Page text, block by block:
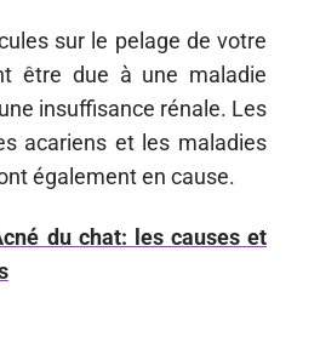
sur le pelage de votre
être due à une maladie
insuffisance rénale. Les
acariens et les maladies
également en cause.
du chat: les causes et